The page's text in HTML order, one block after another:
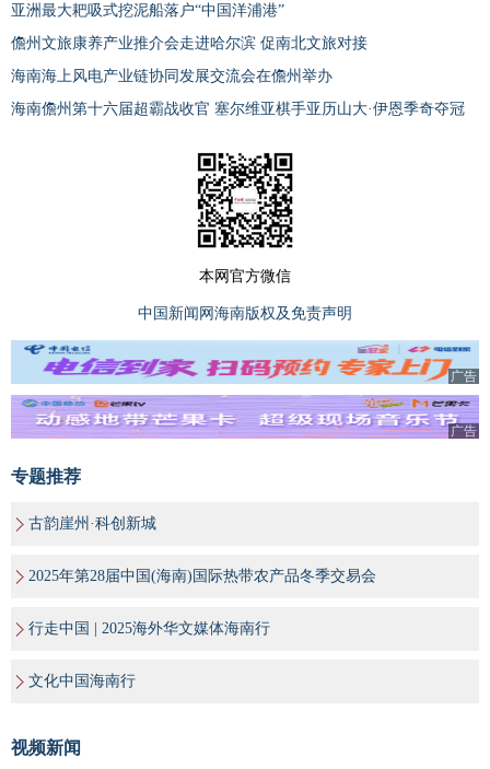
亚洲最大耙吸式挖泥船落户“中国洋浦港”
儋州文旅康养产业推介会走进哈尔滨 促南北文旅对接
海南海上风电产业链协同发展交流会在儋州举办
海南儋州第十六届超霸战收官 塞尔维亚棋手亚历山大·伊恩季奇夺冠
本网官方微信
中国新闻网海南版权及免责声明
广告
广告
专题推荐
古韵崖州·科创新城
2025年第28届中国(海南)国际热带农产品冬季交易会
行走中国 | 2025海外华文媒体海南行
文化中国海南行
视频新闻